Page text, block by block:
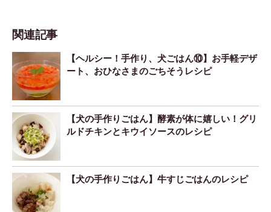
関連記事
【ヘルシー！手作り、犬ごはん⑩】お手軽デザ
ート、おひなさまのごちそうレシピ
【犬の手作りごはん】酵素が体に嬉しい！グリ
ルドチキンとキウイソースのレシピ
【犬の手作りごはん】牛すじごはんのレシピ